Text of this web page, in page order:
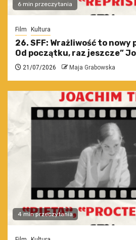
6 min przeczytania
Film Kultura
26. SFF: Wrażliwość to nowy
Od początku, raz jeszcze”
21/07/2026 Maja Grabowska
4 min przeczytania